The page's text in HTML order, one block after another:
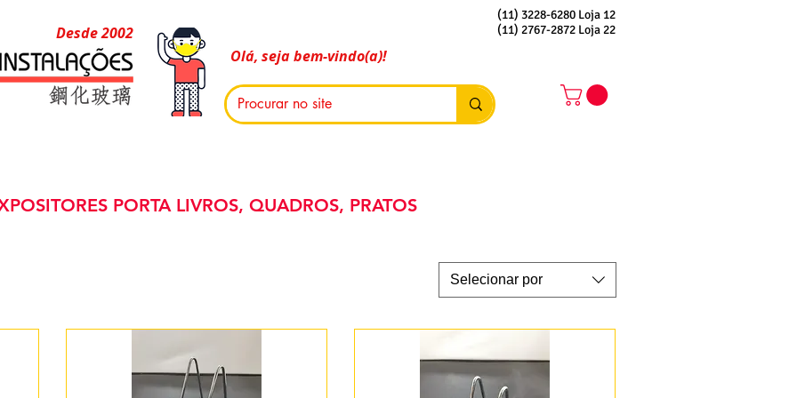
(11) 3228-6280 Loja 12
(11) 2767-2872 Loja 22
PORTA LIVROS, QUADROS, PRATOS
Selecionar por
Desde 2002
Olá, seja bem-vindo(a)!